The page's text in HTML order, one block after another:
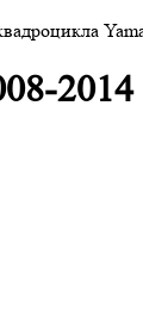
2014